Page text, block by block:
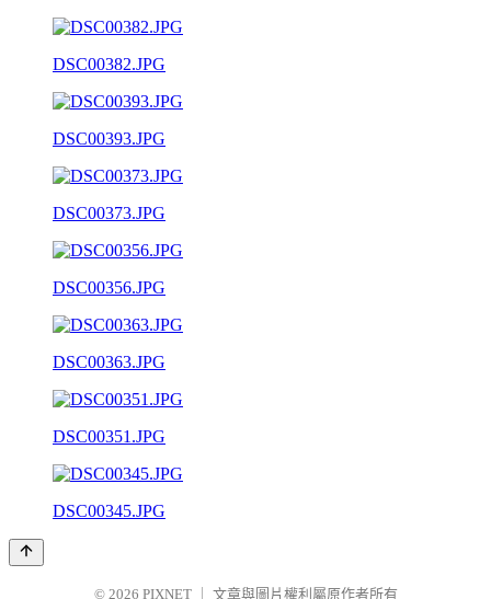
DSC00382.JPG
DSC00393.JPG
DSC00373.JPG
DSC00356.JPG
DSC00363.JPG
DSC00351.JPG
DSC00345.JPG
© 2026 PIXNET 文章與圖片權利屬原作者所有